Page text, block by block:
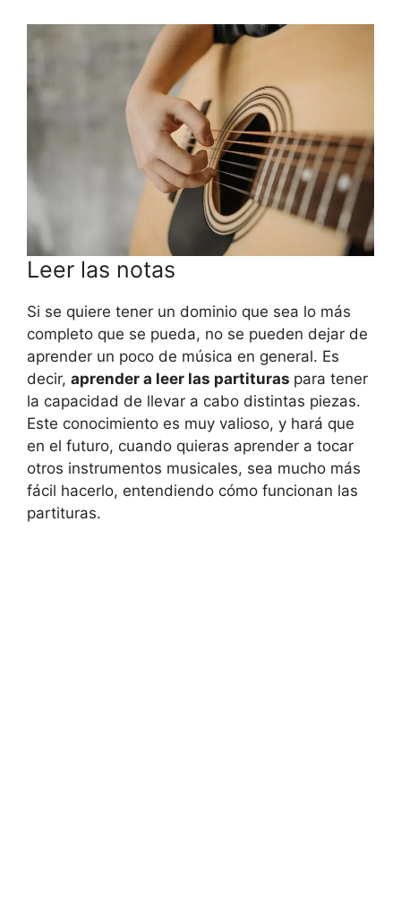
Leer las notas
Si se quiere tener un dominio que sea lo más
completo que se pueda, no se pueden dejar de
aprender un poco de música en general. Es
decir, aprender a leer las partituras para tener
la capacidad de llevar a cabo distintas piezas.
Este conocimiento es muy valioso, y hará que
en el futuro, cuando quieras aprender a tocar
otros instrumentos musicales, sea mucho más
fácil hacerlo, entendiendo cómo funcionan las
partituras.